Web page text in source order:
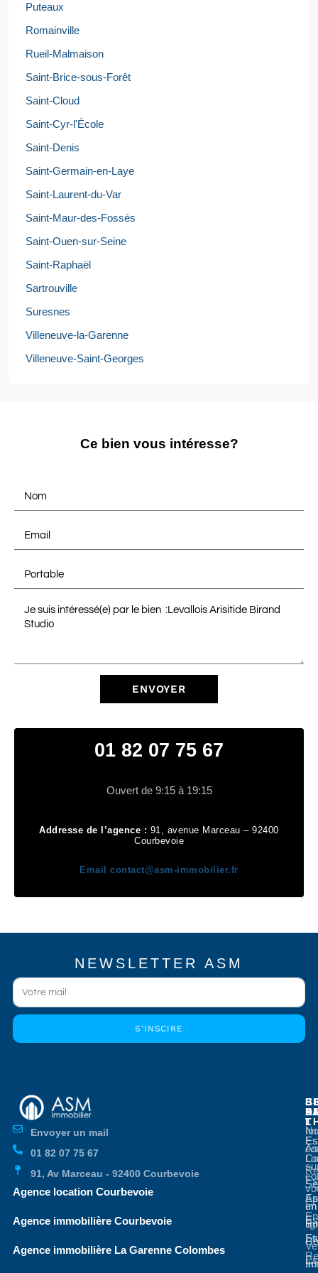
Puteaux
Romainville
Rueil-Malmaison
Saint-Brice-sous-Forêt
Saint-Cloud
Saint-Cyr-l'École
Saint-Denis
Saint-Germain-en-Laye
Saint-Laurent-du-Var
Saint-Maur-des-Fossés
Saint-Ouen-sur-Seine
Saint-Raphaël
Sartrouville
Suresnes
Villeneuve-la-Garenne
Villeneuve-Saint-Georges
Ce bien vous intéresse?
ENVOYER
01 82 07 75 67
Ouvert de 9:15 à 19:15
Addresse de l’agence : 91, avenue Marceau – 92400
Courbevoie
Emailcontact@asm-immobilier.fr
NEWSLETTER ASM
S'INSCIRE
Envoyer un mail
01 82 07 75 67
91, Av Marceau - 92400 Courbevoie
Agence location Courbevoie
Agence immobilière Courbevoie
Agence immobilière La Garenne Colombes
en